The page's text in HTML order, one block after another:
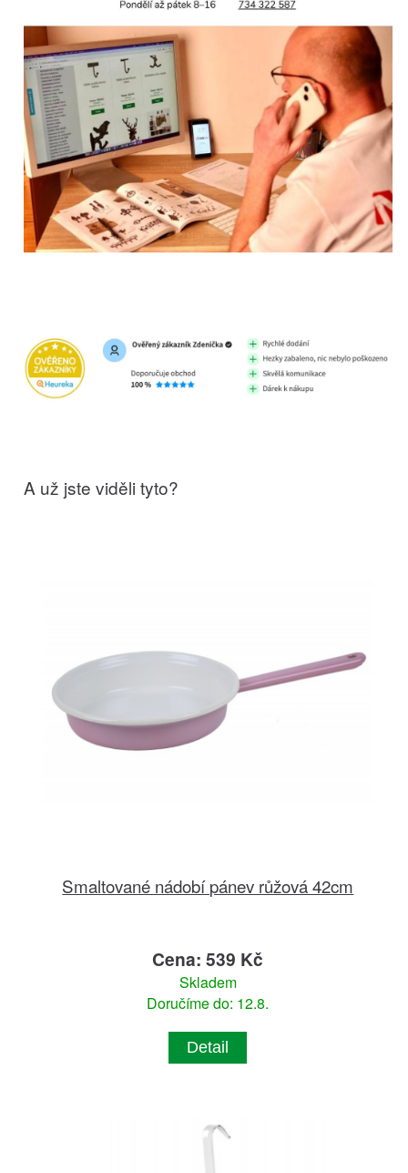
A už jste viděli tyto?
Smaltované nádobí pánev růžová 42cm
Cena: 539 Kč
Skladem
Doručíme do: 12.8.
Detail